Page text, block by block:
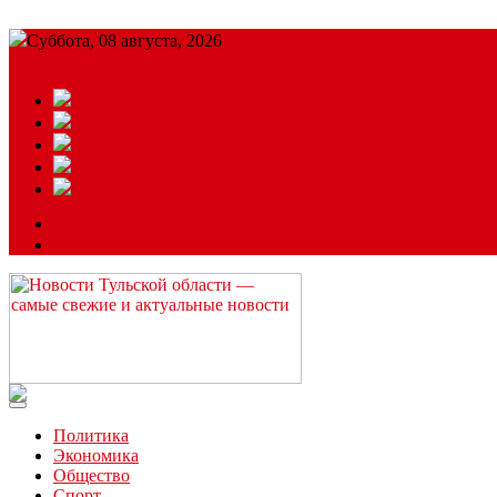
Суббота, 08 августа, 2026
Читайте последние новости дня в Тульской области на сайте
Политика
Экономика
Общество